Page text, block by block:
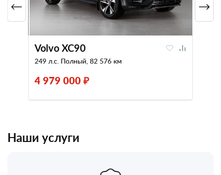
Volvo XC90
249 л.с. Полный, 82 576 км
4 979 000 ₽
Наши услуги